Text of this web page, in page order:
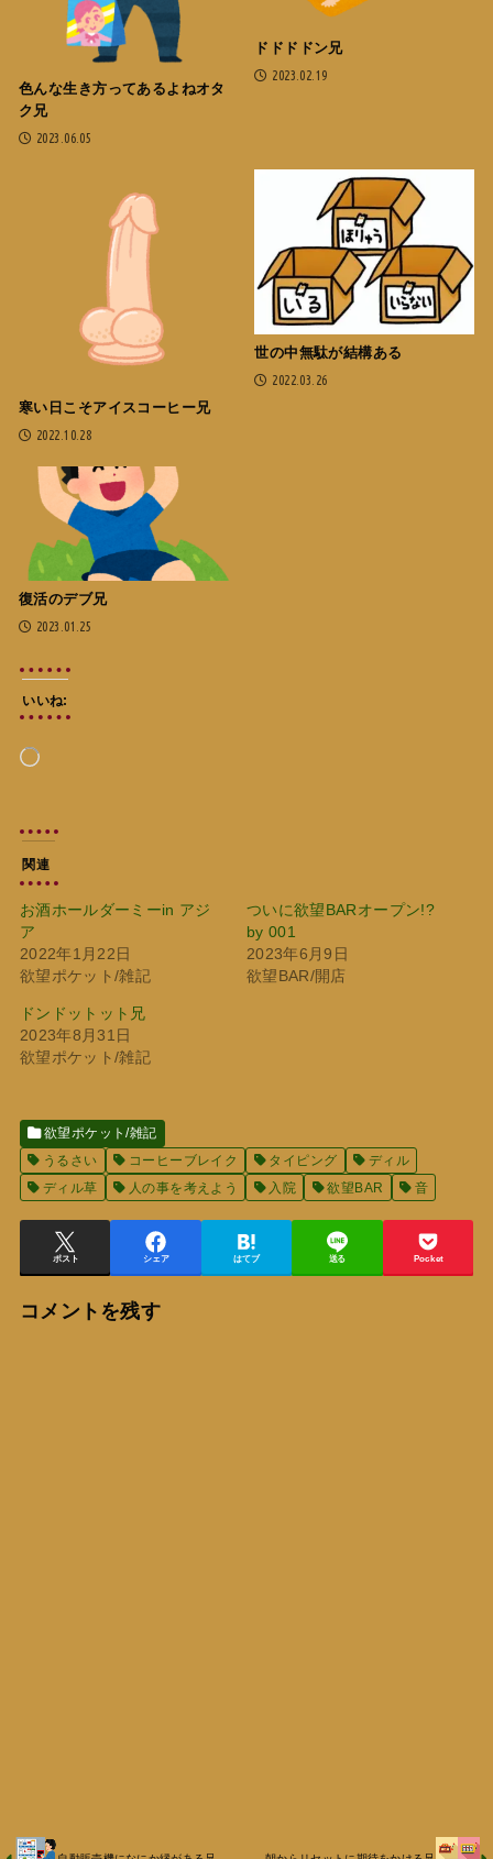
色んな生き方ってあるよねオタ
ク兄
2023.06.05
ドドドドン兄
2023.02.19
寒い日こそアイスコーヒー兄
2022.10.28
世の中無駄が結構ある
2022.03.26
復活のデブ兄
2023.01.25
いいね:
中…
関連
お酒ホールダーミーin アジ
ア
2022年1月22日
欲望ポケット/雑記
ついに欲望BARオープン!?
by 001
2023年6月9日
欲望BAR/開店
ドンドットット兄
2023年8月31日
欲望ポケット/雑記
欲望ポケット/雑記
うるさい
コーヒーブレイク タイピング
ディル
ディル草
人の事を考えよう 入院 欲望BAR 音
ポスト シェア はてブ 送る Pocket
コメントを残す